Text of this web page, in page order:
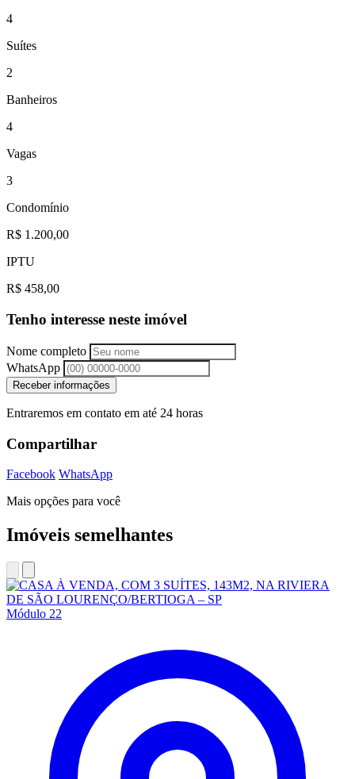
4
Suítes
2
Banheiros
4
Vagas
3
Condomínio
R$ 1.200,00
IPTU
R$ 458,00
Tenho interesse neste imóvel
Nome completo
WhatsApp
Receber informações
Entraremos em contato em até 24 horas
Compartilhar
Facebook WhatsApp
Mais opções para você
Imóveis semelhantes
Módulo 22